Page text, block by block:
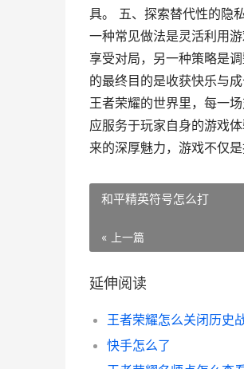
具。 五、探索替代性的隐
一种常见做法是灵活利用
享受对局，另一种策略是
的最终目的是收获快乐与
王者荣耀的世界里，每一
应服务于玩家自身的游戏
来的深厚魅力，游戏不仅
和平精英符号怎么打
« 上一篇
延伸阅读
王者荣耀怎么关闭历史
快手怎么了